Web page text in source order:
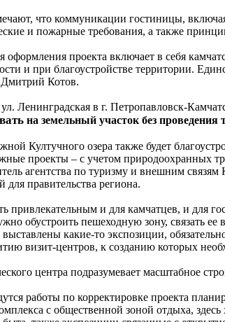
что коммуникации гостиницы,
и пожарные требования, а также
оформления проекта включает в себя
и при благоустройстве территории.
Котов.
Ленинградская в г. Петропавловск-
на земельный участок без проведения
Култучного озера также будет
проекты – с учетом природоохранных
агентства по туризму и внешним
для правительства региона.
привлекательным и для камчатцев, и для
обустроить пешеходную зону, связать ее
какие-то экспозиции,
визит-центров, к созданию которых
центра подразумевает масштабное
работы по корректировке проекта
с общественной зоной отдыха,